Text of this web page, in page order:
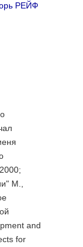
РЕЙФ
М.,
and
for